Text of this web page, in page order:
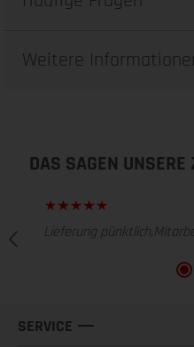
Weitere
DAS SAGEN
Lieferung
SERVICE